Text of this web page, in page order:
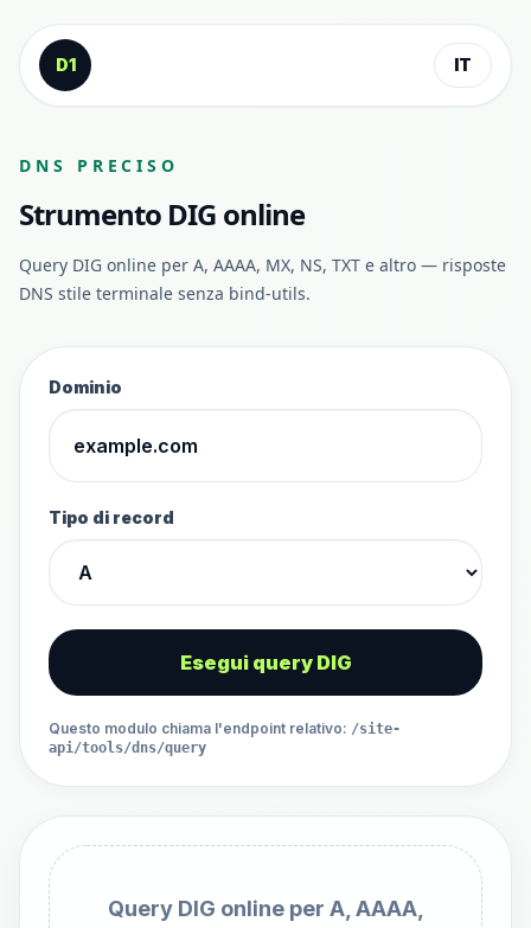
Vai al contenuto
D1
IT
DNS PRECISO
Strumento DIG online
Query DIG online per A, AAAA, MX, NS, TXT e altro — risposte
DNS stile terminale senza bind-utils.
Dominio
Tipo di record
Esegui query DIG
Questo modulo chiama l'endpoint relativo: /site-
api/tools/dns/query
Query DIG online per A, AAAA,